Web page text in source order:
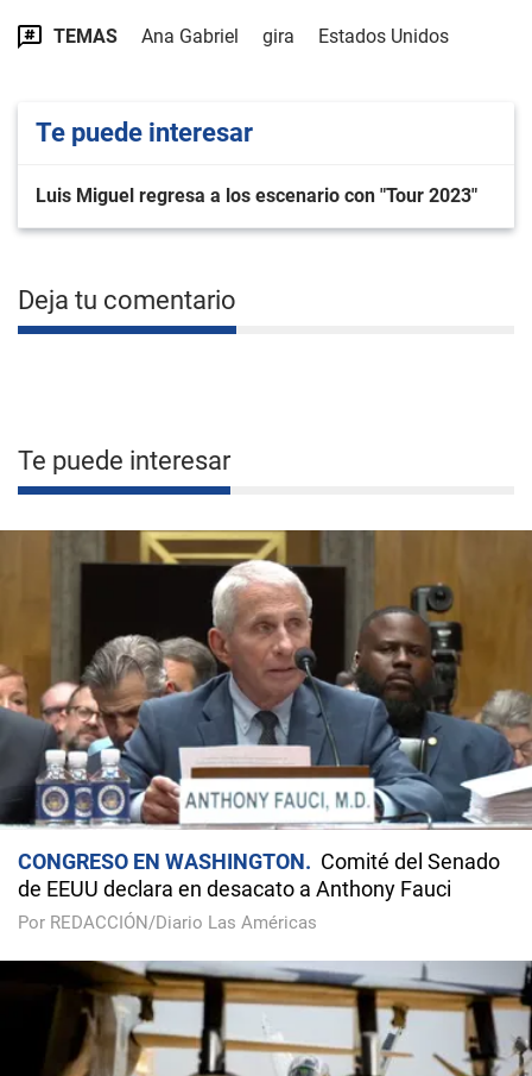
TEMAS Ana Gabriel gira Estados Unidos
Te puede interesar
Luis Miguel regresa a los escenario con "Tour 2023"
Deja tu comentario
Te puede interesar
CONGRESO EN WASHINGTON
Comité del Senado
de EEUU declara en desacato a Anthony Fauci
Por REDACCIÓN/Diario Las Américas